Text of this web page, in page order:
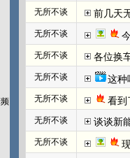
无所不谈 前几天
无所不谈
无所不谈 各位换
无所不谈 这种
无所不谈 看到
无所不谈 谈谈新
无所不谈